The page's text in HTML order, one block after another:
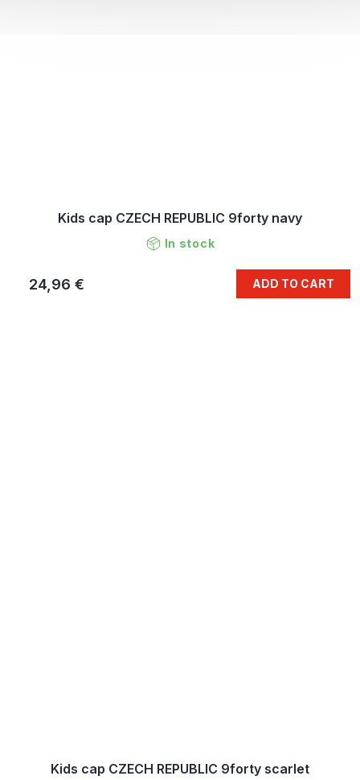
Kids cap CZECH REPUBLIC 9forty navy
In stock
24,96 € ADD TO CART
Kids cap CZECH REPUBLIC 9forty scarlet